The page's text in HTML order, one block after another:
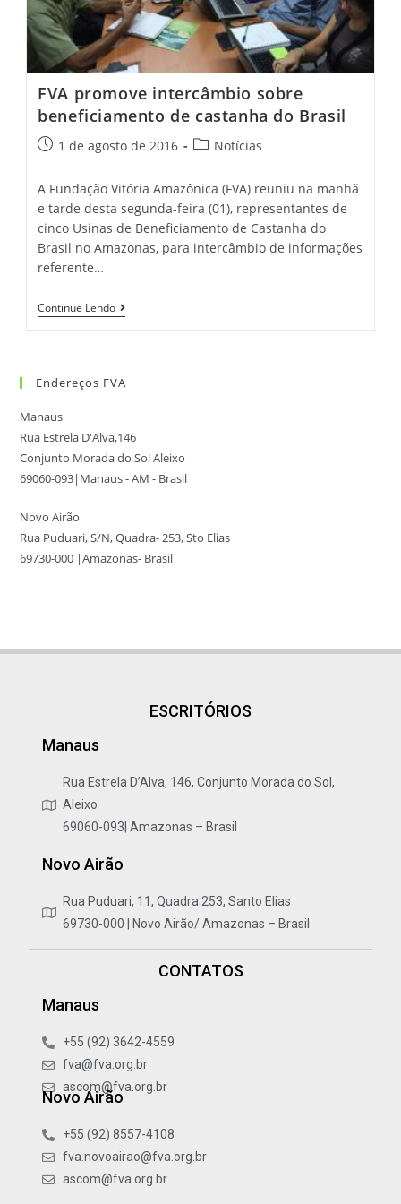
FVA promove intercâmbio sobre
beneficiamento de castanha do Brasil
1 de agosto de 2016 Notícias
A Fundação Vitória Amazônica (FVA) reuniu na manhã
e tarde desta segunda-feira (01), representantes de
cinco Usinas de Beneficiamento de Castanha do
Brasil no Amazonas, para intercâmbio de informações
referente…
Continue Lendo
Endereços FVA
Manaus
Rua Estrela D'Alva,146
Conjunto Morada do Sol Aleixo
69060-093|Manaus - AM - Brasil
Novo Airão
Rua Puduari, S/N, Quadra- 253, Sto Elias
69730-000 |Amazonas- Brasil
ESCRITÓRIOS
Manaus
Rua Estrela D’Alva, 146, Conjunto Morada do Sol,
Aleixo
69060-093| Amazonas – Brasil
Novo Airão
Rua Puduari, 11, Quadra 253, Santo Elias
69730-000 | Novo Airão/ Amazonas – Brasil
CONTATOS
Manaus
+55 (92) 3642-4559
fva@fva.org.br
ascom@fva.org.br
Novo Airão
+55 (92) 8557-4108
fva.novoairao@fva.org.br
ascom@fva.org.br